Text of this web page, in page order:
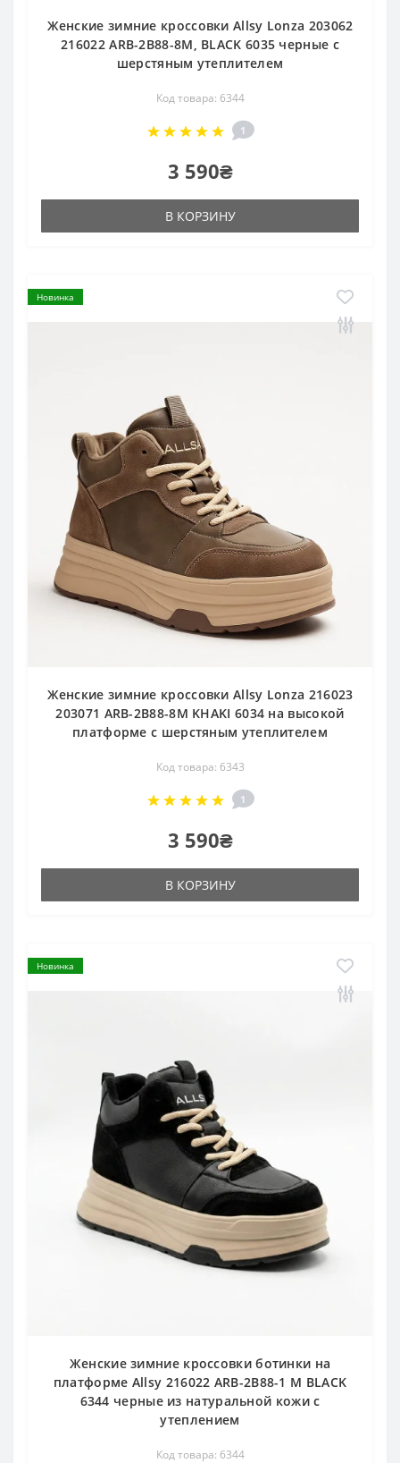
Женские зимние кроссовки Allsy Lonza 203062
216022 ARB-2B88-8M, BLACK 6035 черные с
шерстяным утеплителем
Код товара: 6344
1
3 590₴
В КОРЗИНУ
Новинка
Женские зимние кроссовки Allsy Lonza 216023
203071 ARB-2B88-8M KHAKI 6034 на высокой
платформе с шерстяным утеплителем
Код товара: 6343
1
3 590₴
В КОРЗИНУ
Новинка
Женские зимние кроссовки ботинки на
платформе Allsy 216022 ARB-2B88-1 M BLACK
6344 черные из натуральной кожи с
утеплением
Код товара: 6344